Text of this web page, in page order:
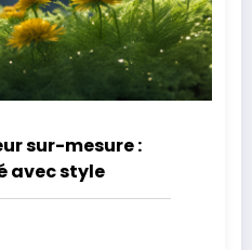
sur-mesure :
avec style